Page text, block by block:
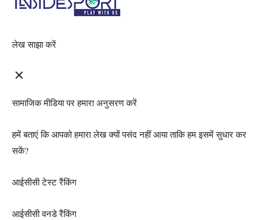
लेख साझा करें
सामाजिक मीडिया पर हमारा अनुसरण करें
हमें बताएं कि आपको हमारा लेख क्यों पसंद नहीं आया ताकि हम इसमें सुधार कर
सकें?
आईसीसी टेस्ट रैंकिंग
आईसीसी वनडे रैंकिंग